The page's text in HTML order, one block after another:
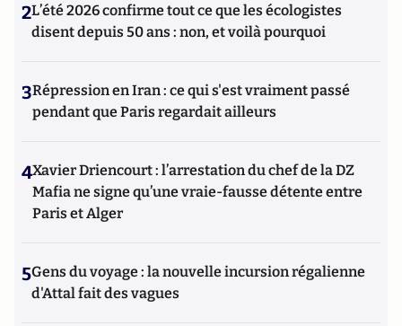
2L’été 2026 confirme tout ce que les écologistes
disent depuis 50 ans : non, et voilà pourquoi
3Répression en Iran : ce qui s'est vraiment passé
pendant que Paris regardait ailleurs
4Xavier Driencourt : l’arrestation du chef de la DZ
Mafia ne signe qu’une vraie-fausse détente entre
Paris et Alger
5Gens du voyage : la nouvelle incursion régalienne
d'Attal fait des vagues